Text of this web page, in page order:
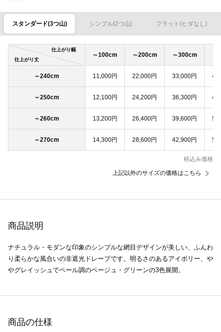
スタンダード(3つ山) シンプル(2つ山) フラット(ヒダなし)
仕上がり幅
仕上がり丈
～100cm ～200cm ～300cm
～240cm 11,000円 22,000円 33,000円
～250cm 12,100円 24,200円 36,300円
～260cm 13,200円 26,400円 39,600円
～270cm 14,300円 28,600円 42,900円
税込み価格
上記以外のサイズの価格はこちら
商品説明
ナチュラル・モダンな印象のシンプルな網目デザインが美しい、ふんわ
り柔らかな風合いの非遮光ドレープです。明るさのあるアイボリー、や
やグレイッシュでペール調のベージュ・グリーンの3色展開。
商品の仕様